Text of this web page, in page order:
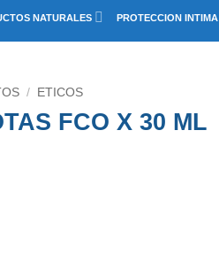
NATURALES PROTECCION INTIMA
/ ETICOS
FCO X 30 ML
30 ML cantidad